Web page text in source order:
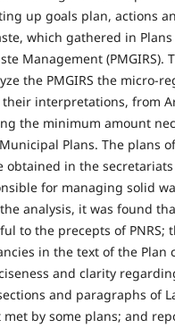
up goals plan, actions
which gathered in
Management (PMGIRS).
the PMGIRS the micro-
their interpretations, from
the minimum amount
Plans. The plans
obtained in the
for managing solid
analysis, it was found
to the precepts of PNRS;
in the text of the Plan
and clarity
and paragraphs of
by some plans; and